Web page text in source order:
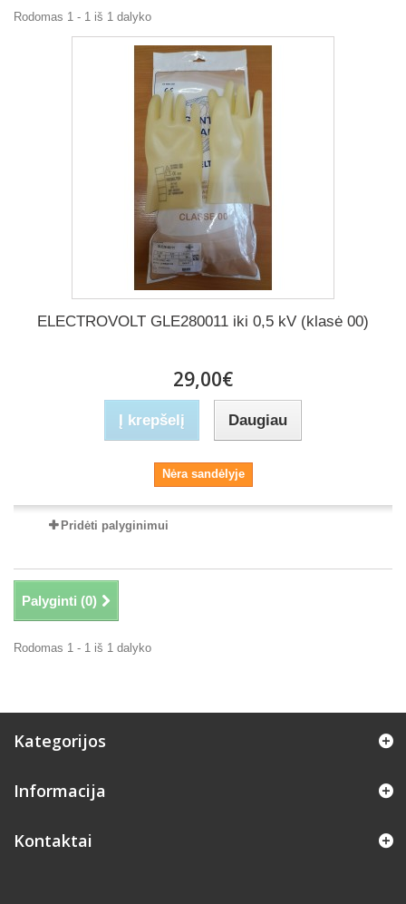
Rodomas 1 - 1 iš 1 dalyko
ELECTROVOLT GLE280011 iki 0,5 kV (klasė 00)
29,00€
Į krepšelį Daugiau
Nėra sandėlyje
Pridėti palyginimui
Palyginti (0)
Rodomas 1 - 1 iš 1 dalyko
Kategorijos
Informacija
Kontaktai